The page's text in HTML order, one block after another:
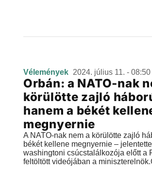
Vélemények 2024. július 11. - 08:50
Orbán: a NATO-nak
körülötte zajló
hanem a békét
megnyernie
A NATO-nak nem a körülötte zajló
békét kellene megnyernie –
washingtoni csúcstalálkozója előtt a
feltöltött videójában a